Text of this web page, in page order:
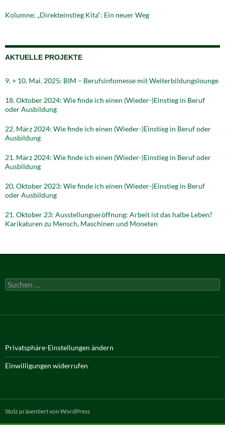
Kolumne: „Direkteinstieg Kita“: Ein neuer Weg
AKTUELLE PROJEKTE
9. + 10. Mai. 2025: BIM – Berufsinfomesse mit Weiterbildungslounge
18. Oktober 2024: Wie finde ich einen (Wieder-)Einstieg in Beruf
oder Ausbildung
22. März 2024: Wie finde ich einen (Wieder-)Einstieg in Beruf oder
Ausbildung
21. März 2024: Wie finde ich einen (Wieder-)Einstieg in Beruf oder
Ausbildung
20. Oktober 2023: Wie finde ich einen (Wieder-)Einstieg in Beruf
oder Ausbildung
21. Oktober 23: Ausstellungseröffnung: Arbeit ist das halbe Leben?
Karikaturen zu Mensch, Maschinen und Moneten
Suchen
nach:
Privatsphäre-Einstellungen ändern
Einwilligungen widerrufen
Stolz präsentiert von WordPress